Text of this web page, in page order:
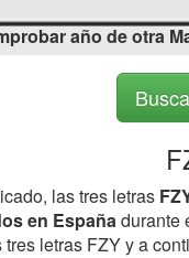
año de otra
las tres letras
en Españadurante
tres letras FZY y a